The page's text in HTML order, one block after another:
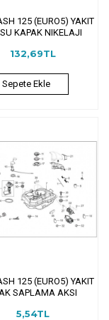
125 (EURO5) YAKIT
KAPAK NIKELAJI
132,69TL
Sepete Ekle
125 (EURO5) YAKIT
SAPLAMA AKSI
5,54TL